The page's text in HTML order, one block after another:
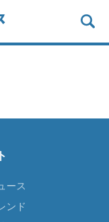
ース
ンド